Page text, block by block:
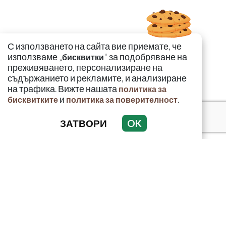
С използването на сайта вие приемате, че
използваме „бисквитки" за подобряване на
преживяването, персонализиране на
съдържанието и рекламите, и анализиране
на трафика. Вижте нашата политика за
бисквитките и политика за поверителност.
ЗАТВОРИ OK